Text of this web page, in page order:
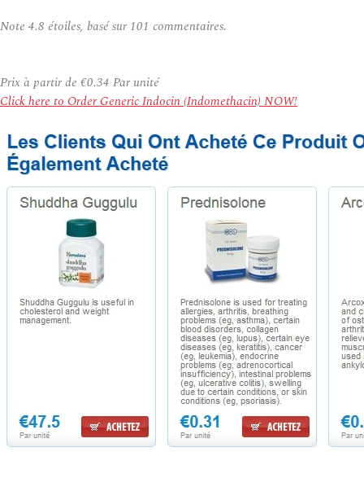
Note 4.8 étoiles, basé sur 101 commentaires.
Prix à partir de €0.34 Par unité
Click here to Order Generic Indocin (Indomethacin) NOW!